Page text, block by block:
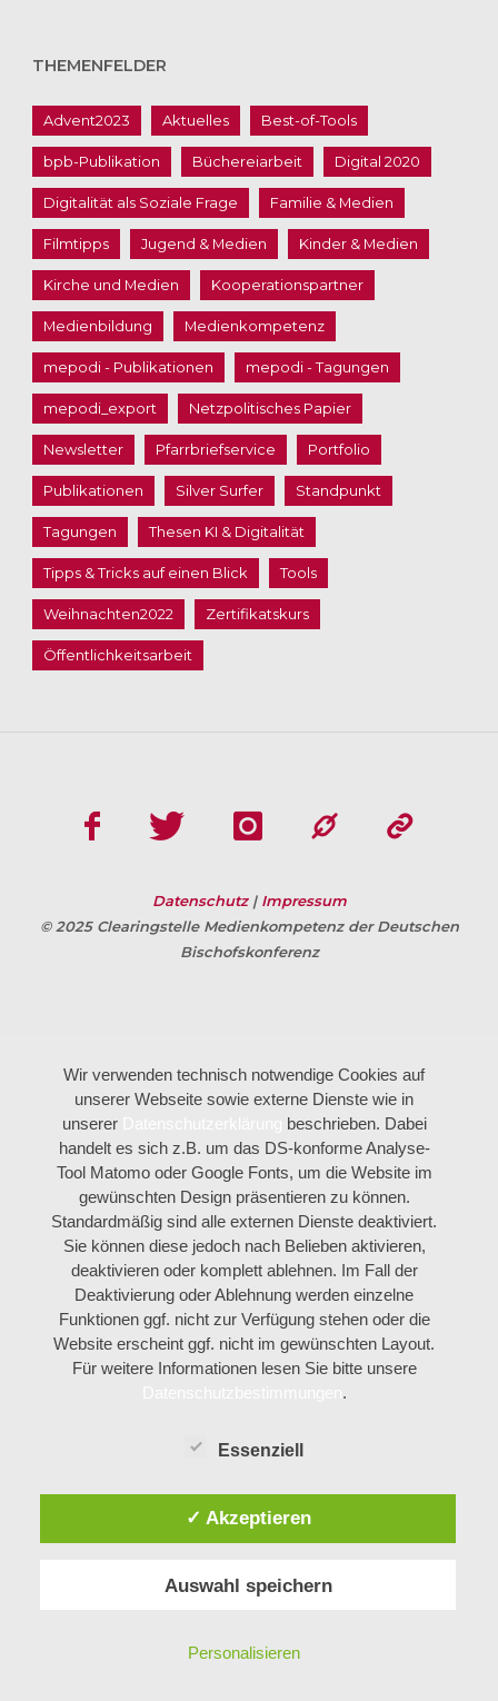
THEMENFELDER
Advent2023 Aktuelles Best-of-Tools
bpb-Publikation Büchereiarbeit Digital 2020
Digitalität als Soziale Frage Familie & Medien
Filmtipps Jugend & Medien Kinder & Medien
Kirche und Medien Kooperationspartner
Medienbildung Medienkompetenz
mepodi - Publikationen mepodi - Tagungen
mepodi_export Netzpolitisches Papier
Newsletter Pfarrbriefservice Portfolio
Publikationen Silver Surfer Standpunkt
Tagungen Thesen KI & Digitalität
Tipps & Tricks auf einen Blick Tools
Weihnachten2022 Zertifikatskurs
Öffentlichkeitsarbeit
Datenschutz | Impressum
© 2025 Clearingstelle Medienkompetenz der Deutschen
Bischofskonferenz
Wir verwenden technisch notwendige Cookies auf
unserer Webseite sowie externe Dienste wie in
unserer
beschrieben. Dabei
handelt es sich z.B. um das DS-konforme Analyse-
Tool Matomo oder Google Fonts, um die Website im
gewünschten Design präsentieren zu können.
Standardmäßig sind alle externen Dienste deaktiviert.
Sie können diese jedoch nach Belieben aktivieren,
deaktivieren oder komplett ablehnen. Im Fall der
Deaktivierung oder Ablehnung werden einzelne
Funktionen ggf. nicht zur Verfügung stehen oder die
Website erscheint ggf. nicht im gewünschten Layout.
Für weitere Informationen lesen Sie bitte unsere
.
Essenziell
✓ Akzeptieren
Auswahl speichern
Personalisieren